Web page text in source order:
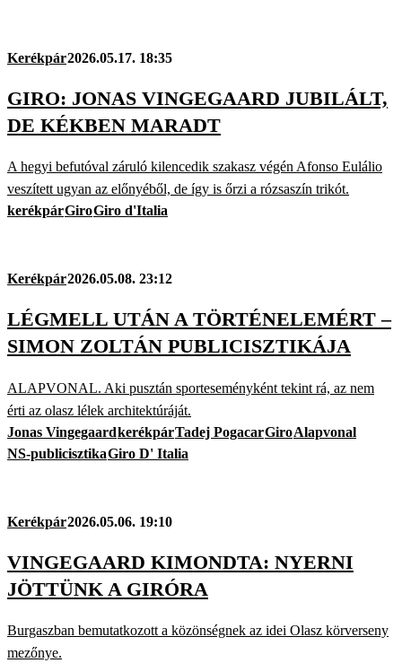
Kerékpár2026.05.17. 18:35
GIRO: JONAS VINGEGAARD JUBILÁLT,
DE KÉKBEN MARADT
A hegyi befutóval záruló kilencedik szakasz végén Afonso Eulálio
veszített ugyan az előnyéből, de így is őrzi a rózsaszín trikót.
kerékpárGiroGiro d'Italia
Kerékpár2026.05.08. 23:12
LÉGMELL UTÁN A TÖRTÉNELEMÉRT –
SIMON ZOLTÁN PUBLICISZTIKÁJA
ALAPVONAL. Aki pusztán sporteseményként tekint rá, az nem
érti az olasz lélek architektúráját.
Jonas VingegaardkerékpárTadej PogacarGiroAlapvonal
NS-publicisztikaGiro D' Italia
Kerékpár2026.05.06. 19:10
VINGEGAARD KIMONDTA: NYERNI
JÖTTÜNK A GIRÓRA
Burgaszban bemutatkozott a közönségnek az idei Olasz körverseny
mezőnye.